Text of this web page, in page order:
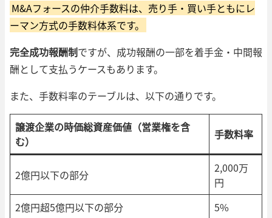
M&Aフォースの仲介手数料は、売り手・買い手ともにレ
ーマン方式の手数料体系です。
完全成功報酬制ですが、成功報酬の一部を着手金・中間報
酬として支払うケースもあります。
また、手数料率のテーブルは、以下の通りです。
譲渡企業の時価総資産価値（営業権を含
む）
手数料率
2億円以下の部分
2,000万
円
2億円超5億円以下の部分
5%